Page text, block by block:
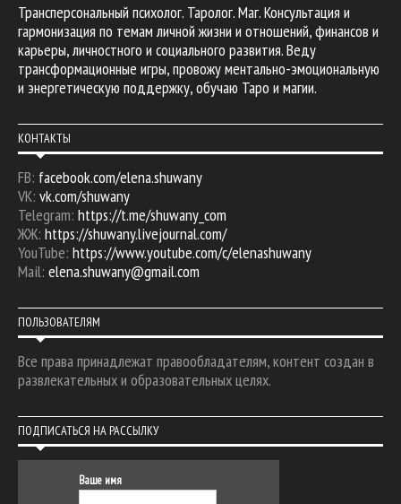
Трансперсональный психолог. Таролог. Маг. Консультация и
гармонизация по темам личной жизни и отношений, финансов и
карьеры, личностного и социального развития. Веду
трансформационные игры, провожу ментально-эмоциональную
и энергетическую поддержку, обучаю Таро и магии.
КОНТАКТЫ
FB: facebook.com/elena.shuwany
VK: vk.com/shuwany
Telegram: https://t.me/shuwany_com
ЖЖ: https://shuwany.livejournal.com/
YouTube: https://www.youtube.com/c/elenashuwany
Mail: elena.shuwany@gmail.com
ПОЛЬЗОВАТЕЛЯМ
Все права принадлежат правообладателям, контент создан в
развлекательных и образовательных целях.
ПОДПИСАТЬСЯ НА РАССЫЛКУ
Ваше имя